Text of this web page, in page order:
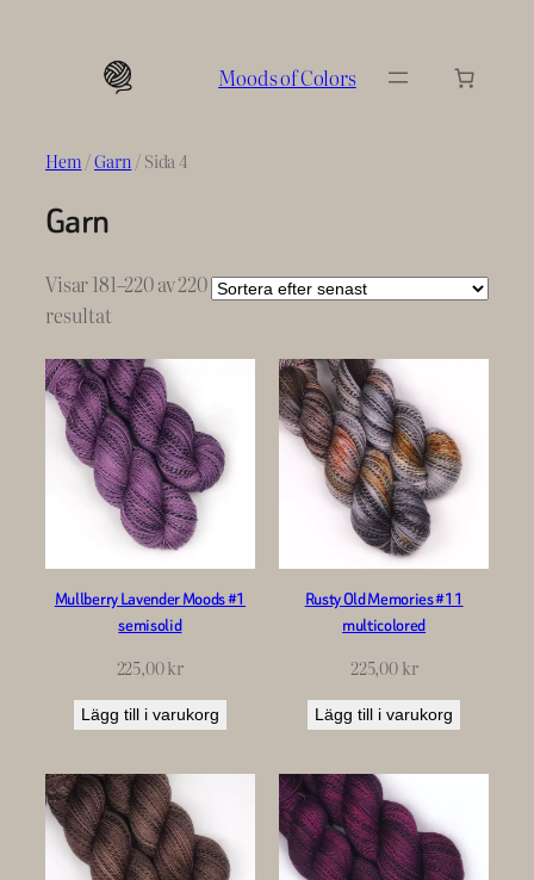
Moods of Colors
Hem/Garn / Sida 4
Garn
Visar 181–220 av 220
resultatSortera
senaste
Mullberry Lavender Moods #1
semisolid
225,00kr
Lägg till i varukorg
Rusty Old Memories #11
multicolored
225,00kr
Lägg till i varukorg